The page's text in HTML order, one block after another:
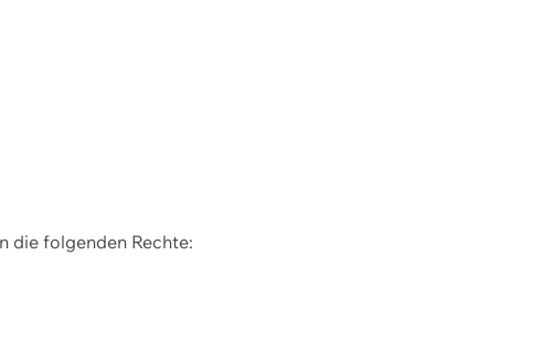
die folgenden Rechte: